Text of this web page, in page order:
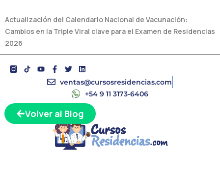
Volver al Blog
Actualización del Calendario Nacional de Vacunación:
Cambios en la Triple Viral clave para el Examen de Residencias
2026
Y
o
b
e
F
a
c
o
o
k
-
f
T
w
i
e
r
L
i
n
e
d
i
n
ventas@cursosresidencias.com
+54 9 11 3173-6406